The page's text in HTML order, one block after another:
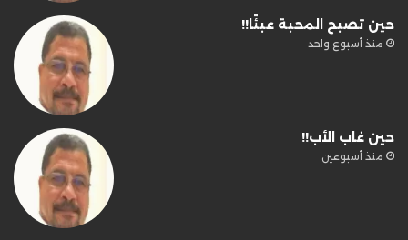
حين تصبح المحبة عبئًا!!
منذ أسبوع واحد
حين غاب الأب!!
منذ أسبوعين